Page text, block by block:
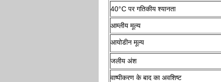
40°C पर गतिकीय श्यानता
आम्लीय मूल्य
आयोडीन मूल्य
जलीय अंश
वाष्पीकरण के बाद का अवशिष्ट